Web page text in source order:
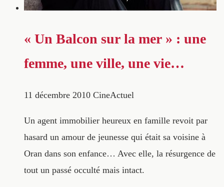
« Un Balcon sur la mer » : une
femme, une ville, une vie…
11 décembre 2010 CineActuel
Un agent immobilier heureux en famille revoit par
hasard un amour de jeunesse qui était sa voisine à
Oran dans son enfance… Avec elle, la résurgence de
tout un passé occulté mais intact.